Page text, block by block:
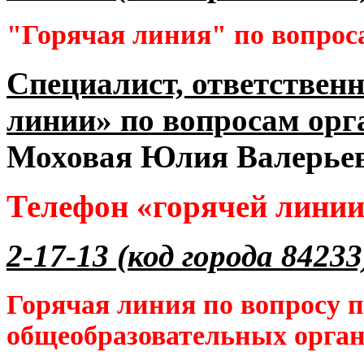
"Горячая линия" по
Специалист,
линии» по вопросам
Моховая Юлия
Телефон «горячей
2-17-13 (код города
Горячая линия по вопросу
общеобразовательных